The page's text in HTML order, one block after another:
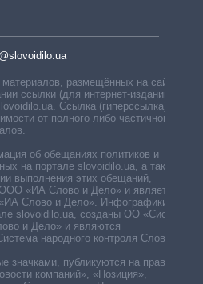
размещённых на сайте,
ссылки (для интернет-изданий —
Ссылка (гиперссылка)
от полного либо частичного
об обещаниях политиков и
на портале slovoidilo.ua, а также
выполнения этих обещаний,
«ИА Слово и Дело» и является
Слово и Дело». Инфографики,
slovoidilo.ua, созданы ОО «Система
и Дело» и являются
народного контроля Слово и
значками, публикуются на правах
компаний», «Позиция»,